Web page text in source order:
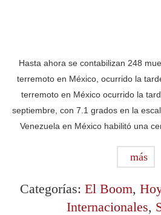
Hasta ahora se contabilizan 248
terremoto en México, ocurrido la
terremoto en México ocurrido la
septiembre, con 7.1 grados en la
Venezuela en México habilitó una
más
Categorías: El Boom,
Internacionales,